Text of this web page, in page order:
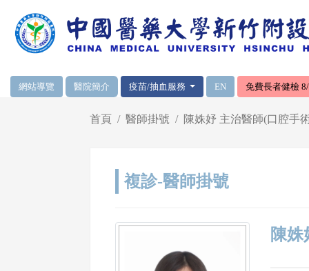
網頁頂端重要消息及連結
網站導覽 醫院簡介 疫苗/抽血服務 EN 免費長者健檢
首頁 醫師掛號 陳姝妤 主治醫師(口腔手
複診-醫師掛號
陳